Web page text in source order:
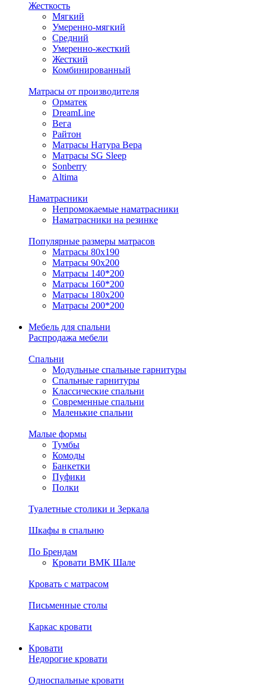
Жесткость
Мягкий
Умеренно-мягкий
Средний
Умеренно-жесткий
Жесткий
Комбинированный
Матрасы от производителя
Орматек
DreamLine
Вега
Райтон
Матрасы Натура Вера
Матрасы SG Sleep
Sonberry
Altima
Наматрасники
Непромокаемые наматрасники
Наматрасники на резинке
Популярные размеры матрасов
Матрасы 80x190
Матрасы 90x200
Матрасы 140*200
Матрасы 160*200
Матрасы 180x200
Матрасы 200*200
Мебель для спальни
Распродажа мебели
Спальни
Модульные спальные гарнитуры
Спальные гарнитуры
Классические спальни
Современные спальни
Маленькие спальни
Малые формы
Тумбы
Комоды
Банкетки
Пуфики
Полки
Туалетные столики и Зеркала
Шкафы в спальню
По Брендам
Кровати ВМК Шале
Кровать с матрасом
Письменные столы
Каркас кровати
Кровати
Недорогие кровати
Односпальные кровати